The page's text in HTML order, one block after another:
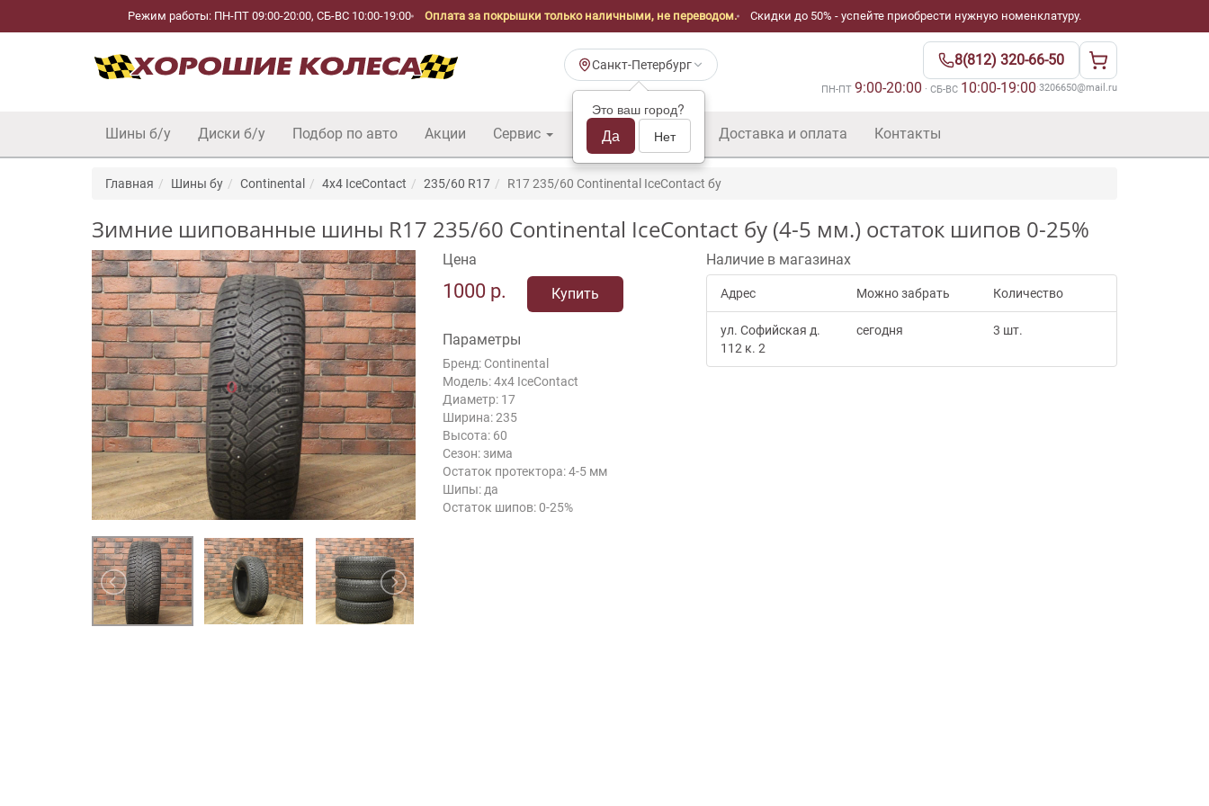
Режим работы: ПН-ПТ 09:00-20:00, СБ-ВС 10:00-19:00 Оплата за покрышки только наличными, не переводом. Скидки до 50% - успейте приобрести нужную номенклатуру.
Санкт-Петербург
Это ваш город?
Да Нет
8(812) 320-66-50
ПН-ПТ 9:00-20:00 · СБ-ВС 10:00-19:00·3206650@mail.ru
Шины б/у Диски б/у Подбор по авто Акции Сервис Шины б/у оптом Доставка и оплата Контакты
Главная Шины бу Continental 4x4 IceContact 235/60 R17 R17 235/60 Continental IceContact бу
Зимние шипованные шины R17 235/60 Continental IceContact бу (4-5 мм.) остаток шипов 0-25%
Цена
1000 р. Купить
Параметры
Бренд: Continental
Модель: 4x4 IceContact
Диаметр: 17
Ширина: 235
Высота: 60
Сезон: зима
Остаток протектора: 4-5 мм
Шипы: да
Остаток шипов: 0-25%
Наличие в магазинах
Адрес Можно забрать Количество
ул. Софийская д.
112 к. 2
сегодня 3 шт.